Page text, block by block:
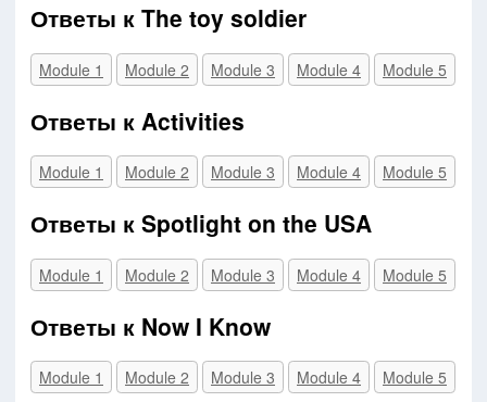
Ответы к The toy soldier
Module 1 Module 2 Module 3 Module 4 Module 5
Ответы к Activities
Module 1 Module 2 Module 3 Module 4 Module 5
Ответы к Spotlight on the USA
Module 1 Module 2 Module 3 Module 4 Module 5
Ответы к Now I Know
Module 1 Module 2 Module 3 Module 4 Module 5